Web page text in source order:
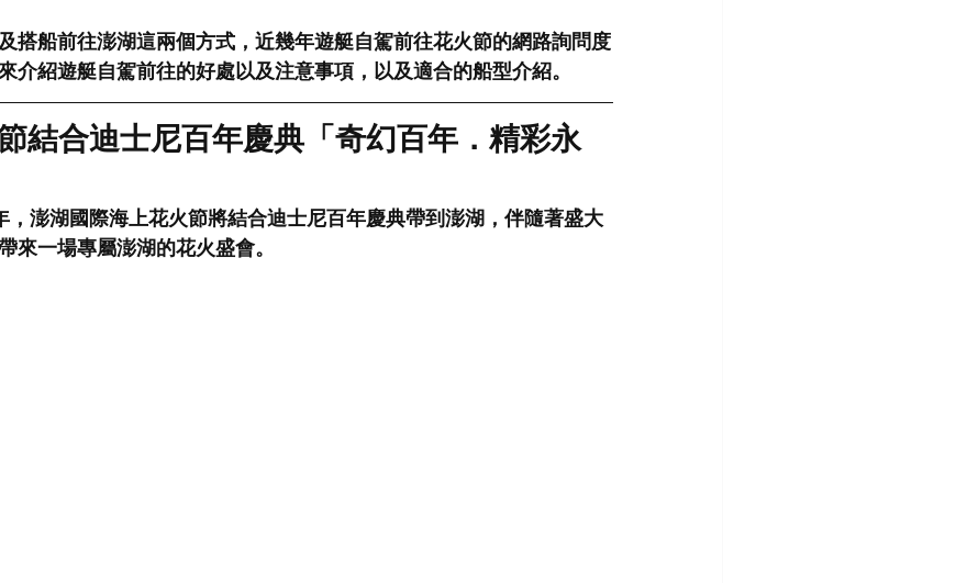
搭船前往澎湖這兩個方式，近幾年遊艇自駕前往花火節的網路詢問度
介紹遊艇自駕前往的好處以及注意事項，以及適合的船型介紹。
結合迪士尼百年慶典「奇幻百年．精彩永
，澎湖國際海上花火節將結合迪士尼百年慶典帶到澎湖，伴隨著盛大
來一場專屬澎湖的花火盛會。